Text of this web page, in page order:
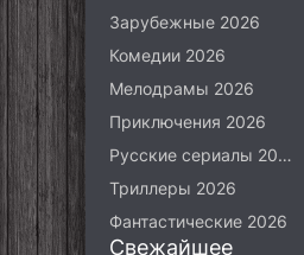
Зарубежные 2026
Комедии 2026
Мелодрамы 2026
Приключения 2026
Русские сериалы 2026
Триллеры 2026
Фантастические 2026
Свежайшее